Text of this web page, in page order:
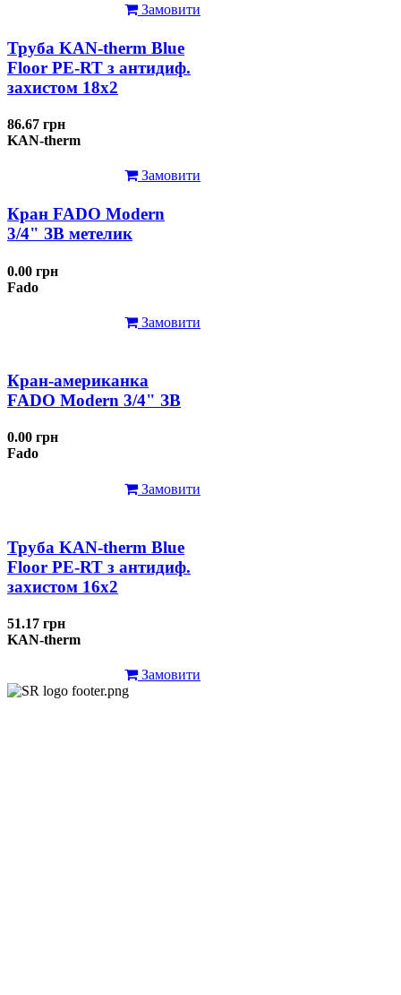
Замовити
Труба KAN-therm Blue
Floor PE-RT з антидиф.
захистом 18х2
86.67 грн
KAN-therm
Замовити
Кран FADO Modern
3/4" ЗВ метелик
0.00 грн
Fado
Замовити
Кран-американка
FADO Modern 3/4" ЗВ
0.00 грн
Fado
Замовити
Труба KAN-therm Blue
Floor PE-RT з антидиф.
захистом 16х2
51.17 грн
KAN-therm
Замовити